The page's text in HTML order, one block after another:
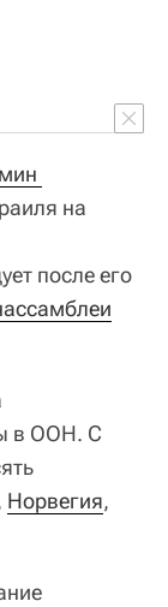
на
после его
в ООН. С
Норвегия,